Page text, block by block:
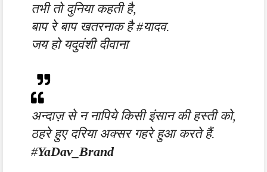
तभी तो दुनिया कहती है,
बाप रे बाप खतरनाक है #यादव.
जय हो यदुवंशी दीवाना
अन्दाज़ से न नापिये किसी इंसान की हस्ती को,
ठहरे हुए दरिया अक्सर गहरे हुआ करते हैं.
#YaDav_Brand